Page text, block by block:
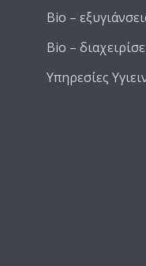
Bio –
Bio –
Υπηρεσίες